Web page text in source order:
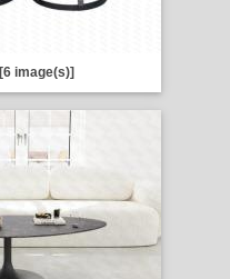
[6 image(s)]